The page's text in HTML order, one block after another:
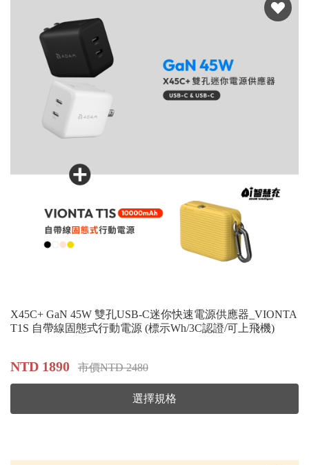
X45C+ GaN 45W 雙孔USB-C迷你快速電源供應器_VIONTA
T1S 自帶線固態式行動電源 (標示Wh/3C認證/可上飛機)
NTD 1890 市價NTD 2480
選擇規格